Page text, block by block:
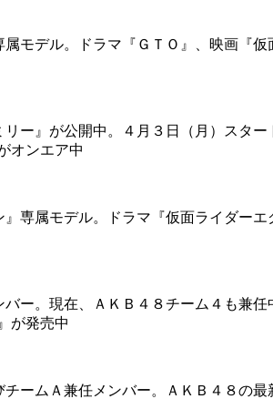
モデル。ドラマ『ＧＴＯ』、映画『
ー』が公開中。４月３日（月）スタ
オンエア中
専属モデル。ドラマ『仮面ライダー
。現在、ＡＫＢ４８チーム４も兼任
が発売中
ムＡ兼任メンバー。ＡＫＢ４８の最